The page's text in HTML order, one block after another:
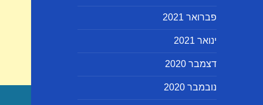
פברואר 2021
ינואר 2021
דצמבר 2020
נובמבר 2020